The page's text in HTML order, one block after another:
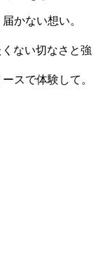
かない想い。
くない切なさと強
スで体験して。